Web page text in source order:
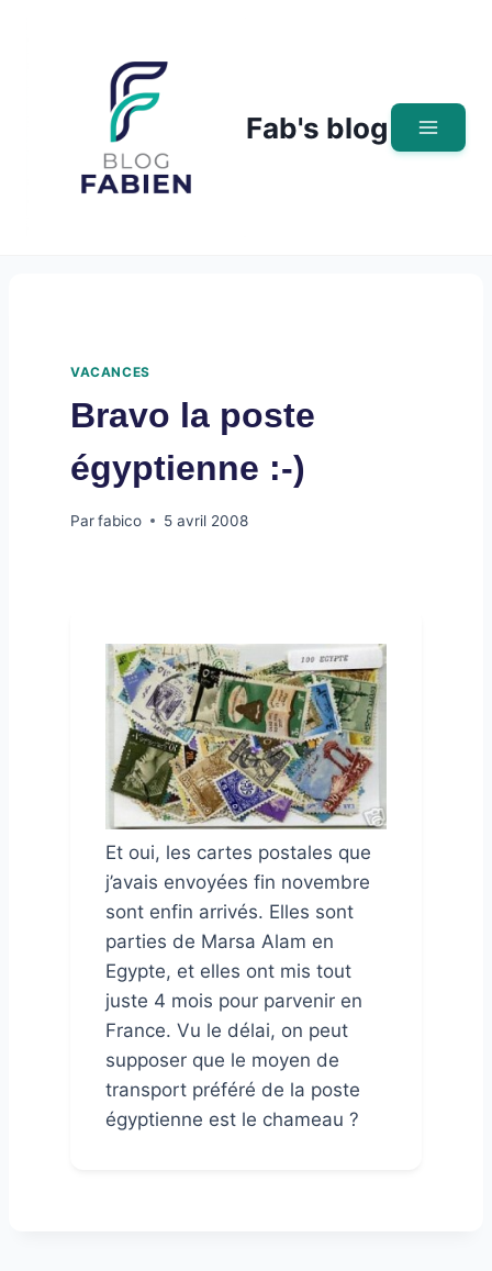
Fab's blog
VACANCES
Bravo la poste
égyptienne :-)
Parfabico 5 avril 2008
Et oui, les cartes postales que
j’avais envoyées fin novembre
sont enfin arrivés. Elles sont
parties de Marsa Alam en
Egypte, et elles ont mis tout
juste 4 mois pour parvenir en
France. Vu le délai, on peut
supposer que le moyen de
transport préféré de la poste
égyptienne est le chameau ?